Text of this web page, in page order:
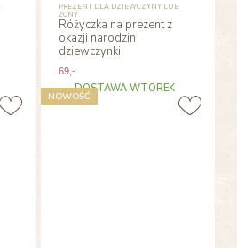
PREZENT DLA DZIEWCZYNY LUB
ŻONY
Różyczka na prezent z
okazji narodzin
dziewczynki
69 ,-
DOSTAWA WTOREK
NOWOŚĆ